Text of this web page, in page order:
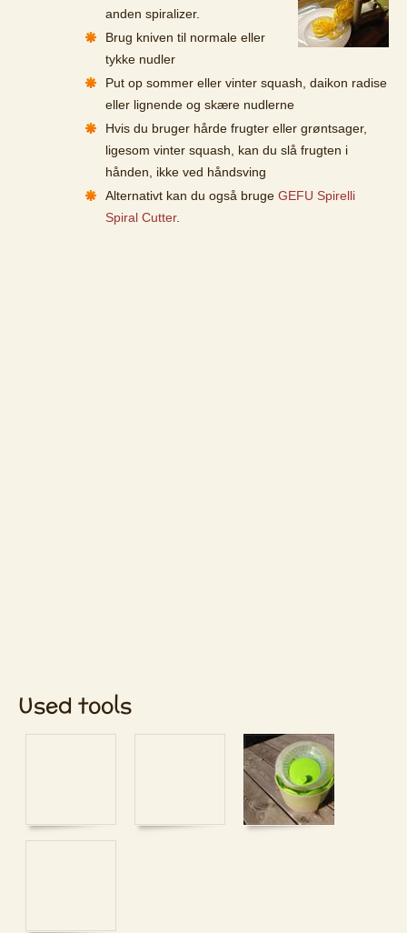
anden spiralizer.
Brug kniven til normale eller
tykke nudler
Put op sommer eller vinter squash, daikon radise
eller lignende og skære nudlerne
Hvis du bruger hårde frugter eller grøntsager,
ligesom vinter squash, kan du slå frugten i
hånden, ikke ved håndsving
Alternativt kan du også bruge GEFU Spirelli
Spiral Cutter.
Used tools